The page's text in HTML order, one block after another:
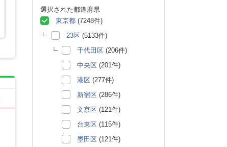
選択された都道府県
東京都 (7248件)
23区 (5133件)
千代田区 (206件)
中央区 (201件)
港区 (277件)
新宿区 (286件)
文京区 (121件)
台東区 (115件)
墨田区 (121件)